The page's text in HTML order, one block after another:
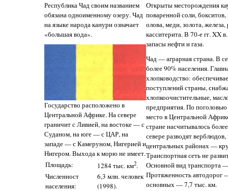
Республика Чад своим названием
обязана одноименному озеру. Чад
на языке народа канури означает
«большая вода».
Государство расположено в
Центральной Африке. На севере
граничит с Ливией, на востоке — с
Суданом, на юге — с ЦАР, на
западе — с Камеруном, Нигерией и
Нигером. Выхода к морю не имеет.
Площадь:
1284 тыс. км2.
Численност
населения:
6,3 млн. человек
(1998).
Открыты месторождения
поваренной соли,
олова, меди, золота,
касситерита. В 70-е гг. XX
запасы нефти и газа.
Чад — аграрная страна. В
более 90% населения.
хлопководство:
поступлений страны,
хлопкоочистительные,
предприятия. По поголовью
место в Центральной
стране насчитывалось
севере разводят
центральных районах —
Транспортная сеть не
Основной вид транспорта
Протяженность автодорог
основных — 7,7 тыс. км.